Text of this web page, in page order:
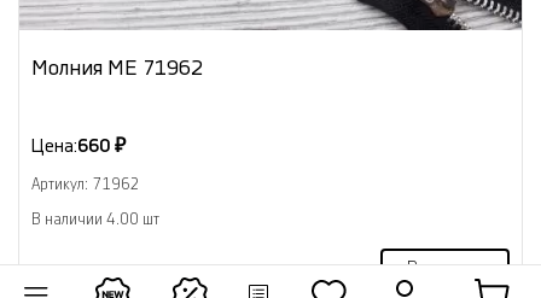
Молния МЕ 71962
Цена:660 ₽
Артикул: 71962
В наличии 4.00 шт
В корзину